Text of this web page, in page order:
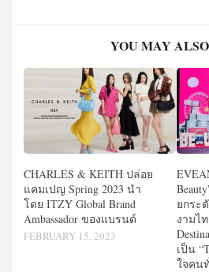
YOU MAY
CHARLES & KEITH ปล่อย
แคมเปญ Spring 2023 นำ
โดย ITZY Global Brand
Ambassador ของแบรนด์
FEBRUARY 15, 2023
ยกระ
งามไ
เป็น
ใจคน